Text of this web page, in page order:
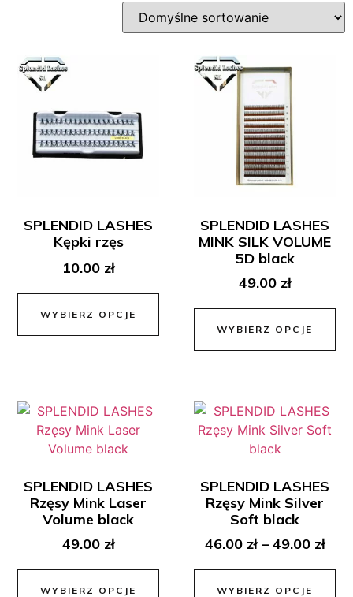
SPLENDID LASHES
Kępki rzęs
10.00 zł
WYBIERZ OPCJE
SPLENDID LASHES
MINK SILK VOLUME
5D black
49.00 zł
WYBIERZ OPCJE
SPLENDID LASHES
Rzęsy Mink Laser
Volume black
49.00 zł
WYBIERZ OPCJE
SPLENDID LASHES
Rzęsy Mink Silver
Soft black
46.00 zł – 49.00 zł
WYBIERZ OPCJE